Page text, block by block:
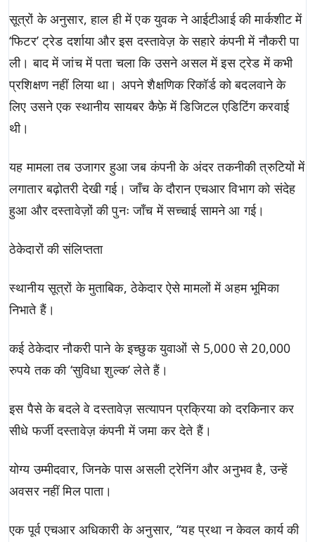
सूत्रों के अनुसार, हाल ही में एक युवक ने आईटीआई की मार्कशीट में
‘फिटर’ ट्रेड दर्शाया और इस दस्तावेज़ के सहारे कंपनी में नौकरी पा
ली। बाद में जांच में पता चला कि उसने असल में इस ट्रेड में कभी
प्रशिक्षण नहीं लिया था। अपने शैक्षणिक रिकॉर्ड को बदलवाने के
लिए उसने एक स्थानीय सायबर कैफ़े में डिजिटल एडिटिंग करवाई
थी।
यह मामला तब उजागर हुआ जब कंपनी के अंदर तकनीकी त्रुटियों में
लगातार बढ़ोतरी देखी गई। जाँच के दौरान एचआर विभाग को संदेह
हुआ और दस्तावेज़ों की पुनः जाँच में सच्चाई सामने आ गई।
ठेकेदारों की संलिप्तता
स्थानीय सूत्रों के मुताबिक, ठेकेदार ऐसे मामलों में अहम भूमिका
निभाते हैं।
कई ठेकेदार नौकरी पाने के इच्छुक युवाओं से 5,000 से 20,000
रुपये तक की ‘सुविधा शुल्क’ लेते हैं।
इस पैसे के बदले वे दस्तावेज़ सत्यापन प्रक्रिया को दरकिनार कर
सीधे फर्जी दस्तावेज़ कंपनी में जमा कर देते हैं।
योग्य उम्मीदवार, जिनके पास असली ट्रेनिंग और अनुभव है, उन्हें
अवसर नहीं मिल पाता।
एक पूर्व एचआर अधिकारी के अनुसार, “यह प्रथा न केवल कार्य की